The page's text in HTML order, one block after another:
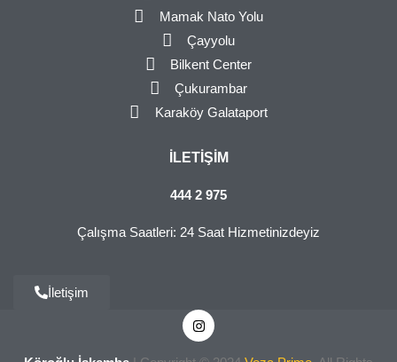
Mamak Nato Yolu
Çayyolu
Bilkent Center
Çukurambar
Karaköy Galataport
İLETIŞIM
444 2 975
Çalışma Saatleri: 24 Saat Hizmetinizdeyiz
İletişim